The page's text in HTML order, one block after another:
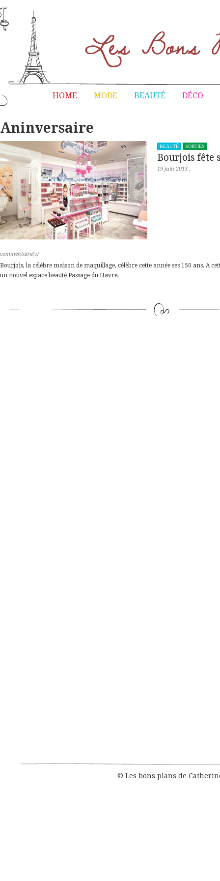
HOME MODE BEAUTÉ DÉCO
Aninversaire
BEAUTÉ SORTIES
Bourjois fête
19 juin 2013 .
commentaire(s)
Bourjois, la célèbre maison de maquillage, célèbre cette année ses 150 ans. A
un nouvel espace beauté Passage du Havre,…
© Les bons plans de